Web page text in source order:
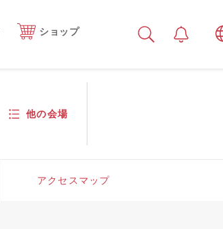
ショップ
他の会場
アクセスマップ